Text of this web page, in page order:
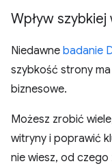
Wpływ
Niedawne badanie
szybkość strony
biznesowe.
Możesz zrobić
witryny i poprawić
nie wiesz, od czego